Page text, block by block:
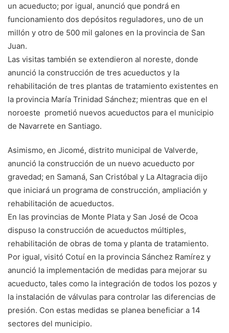
un acueducto; por igual, anunció que pondrá en
funcionamiento dos depósitos reguladores, uno de un
millón y otro de 500 mil galones en la provincia de San
Juan.
Las visitas también se extendieron al noreste, donde
anunció la construcción de tres acueductos y la
rehabilitación de tres plantas de tratamiento existentes en
la provincia María Trinidad Sánchez; mientras que en el
noroeste prometió nuevos acueductos para el municipio
de Navarrete en Santiago.
Asimismo, en Jicomé, distrito municipal de Valverde,
anunció la construcción de un nuevo acueducto por
gravedad; en Samaná, San Cristóbal y La Altagracia dijo
que iniciará un programa de construcción, ampliación y
rehabilitación de acueductos.
En las provincias de Monte Plata y San José de Ocoa
dispuso la construcción de acueductos múltiples,
rehabilitación de obras de toma y planta de tratamiento.
Por igual, visitó Cotuí en la provincia Sánchez Ramírez y
anunció la implementación de medidas para mejorar su
acueducto, tales como la integración de todos los pozos y
la instalación de válvulas para controlar las diferencias de
presión. Con estas medidas se planea beneficiar a 14
sectores del municipio.